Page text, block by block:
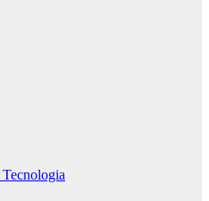
Tecnologia